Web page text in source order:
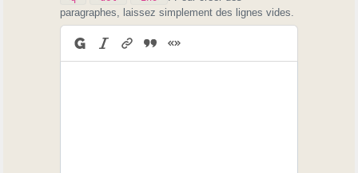
paragraphes, laissez simplement des lignes vides.